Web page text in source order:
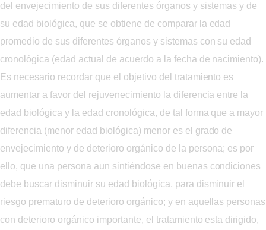
del envejecimiento de sus diferentes órganos y sistemas y de
su edad biológica, que se obtiene de comparar la edad
promedio de sus diferentes órganos y sistemas con su edad
cronológica (edad actual de acuerdo a la fecha de nacimiento).
Es necesario recordar que el objetivo del tratamiento es
aumentar a favor del rejuvenecimiento la diferencia entre la
edad biológica y la edad cronológica, de tal forma que a mayor
diferencia (menor edad biológica) menor es el grado de
envejecimiento y de deterioro orgánico de la persona; es por
ello, que una persona aun sintiéndose en buenas condiciones
debe buscar disminuir su edad biológica, para disminuir el
riesgo prematuro de deterioro orgánico; y en aquellas personas
con deterioro orgánico importante, el tratamiento esta dirigido,